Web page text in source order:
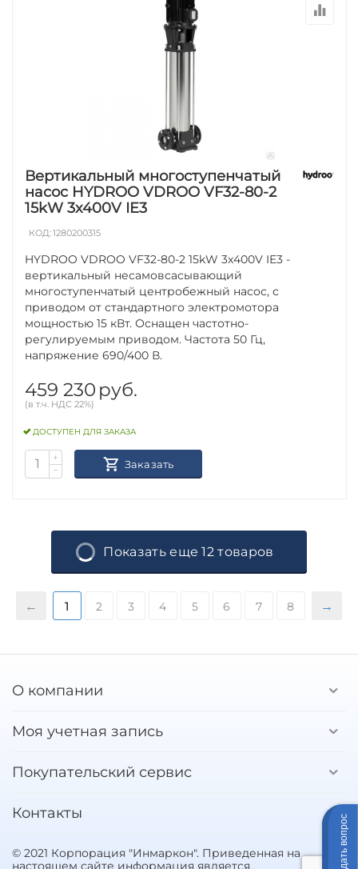
Вертикальный многоступенчатый
насос HYDROO VDROO VF32-80-2
15kW 3x400V IE3
КОД:1280200315
HYDROO VDROO VF32-80-2 15kW 3x400V IE3 -
вертикальный несамовсасывающий
многоступенчатый центробежный насос, с
приводом от стандартного электромотора
мощностью 15 кВт. Оснащен частотно-
регулируемым приводом. Частота 50 Гц,
напряжение 690/400 В.
459 230 руб.
(в т.ч. НДС 22%)
ДОСТУПЕН ДЛЯ ЗАКАЗА
+
−
Заказать
Показать еще 12 товаров
1 2 3 4 5 6 7 8
О компании
Моя учетная запись
Покупательский сервис
Контакты
© 2021 Корпорация "Инмаркон". Приведенная на
настоящем сайте информация является
Задать вопрос